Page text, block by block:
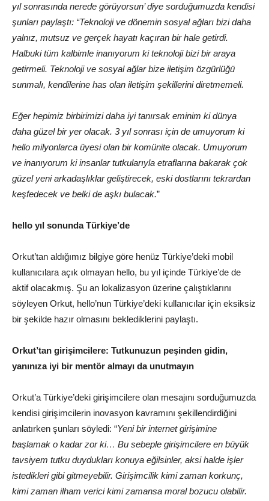
yıl sonrasında nerede görüyorsun’ diye sorduğumuzda kendisi
şunları paylaştı: “Teknoloji ve dönemin sosyal ağları bizi daha
yalnız, mutsuz ve gerçek hayatı kaçıran bir hale getirdi.
Halbuki tüm kalbimle inanıyorum ki teknoloji bizi bir araya
getirmeli. Teknoloji ve sosyal ağlar bize iletişim özgürlüğü
sunmalı, kendilerine has olan iletişim şekillerini diretmemeli.
Eğer hepimiz birbirimizi daha iyi tanırsak eminim ki dünya
daha güzel bir yer olacak. 3 yıl sonrası için de umuyorum ki
hello milyonlarca üyesi olan bir komünite olacak. Umuyorum
ve inanıyorum ki insanlar tutkularıyla etraflarına bakarak çok
güzel yeni arkadaşlıklar geliştirecek, eski dostlarını tekrardan
keşfedecek ve belki de aşkı bulacak.”
hello yıl sonunda Türkiye’de
Orkut’tan aldığımız bilgiye göre henüz Türkiye’deki mobil
kullanıcılara açık olmayan hello, bu yıl içinde Türkiye’de de
aktif olacakmış. Şu an lokalizasyon üzerine çalıştıklarını
söyleyen Orkut, hello’nun Türkiye’deki kullanıcılar için eksiksiz
bir şekilde hazır olmasını beklediklerini paylaştı.
Orkut’tan girişimcilere: Tutkunuzun peşinden gidin,
yanınıza iyi bir mentör almayı da unutmayın
Orkut’a Türkiye’deki girişimcilere olan mesajını sorduğumuzda
kendisi girişimcilerin inovasyon kavramını şekillendirdiğini
anlatırken şunları söyledi: “Yeni bir internet girişimine
başlamak o kadar zor ki… Bu sebeple girişimcilere en büyük
tavsiyem tutku duydukları konuya eğilsinler, aksi halde işler
istedikleri gibi gitmeyebilir. Girişimcilik kimi zaman korkunç,
kimi zaman ilham verici kimi zamansa moral bozucu olabilir.